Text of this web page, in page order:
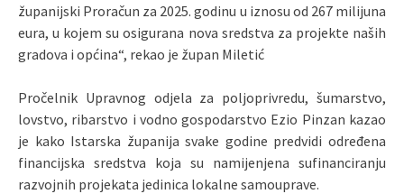
županijski Proračun za 2025. godinu u iznosu od 267 milijuna
eura, u kojem su osigurana nova sredstva za projekte naših
gradova i općina“, rekao je župan Miletić
Pročelnik Upravnog odjela za poljoprivredu, šumarstvo,
lovstvo, ribarstvo i vodno gospodarstvo Ezio Pinzan kazao
je kako Istarska županija svake godine predvidi određena
financijska sredstva koja su namijenjena sufinanciranju
razvojnih projekata jedinica lokalne samouprave.